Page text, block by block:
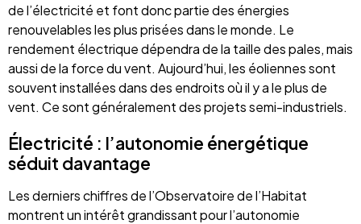
de l’électricité et font donc partie des énergies
renouvelables les plus prisées dans le monde. Le
rendement électrique dépendra de la taille des pales, mais
aussi de la force du vent. Aujourd’hui, les éoliennes sont
souvent installées dans des endroits où il y a le plus de
vent. Ce sont généralement des projets semi-industriels.
Électricité : l’autonomie énergétique
séduit davantage
Les derniers chiffres de l’Observatoire de l’Habitat
montrent un intérêt grandissant pour l’autonomie